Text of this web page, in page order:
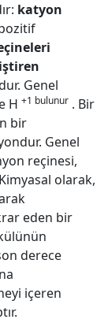
katyon
Genel
H +1 bulunur . Bir
bir
Genel
reçinesi,
olarak,
eden bir
derece
içeren